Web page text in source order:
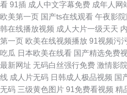
看 91插 成人中文字幕免费 成年人网
欧美第一页 国产ts在线观看 午夜影
韩在线播放视频 成人大片一级天天
第一页 欧美在线视频播放 91视频污
吃瓜 日本欧美在线看 国产精选免费
最新网址 无码白丝强行免费 激情影
线 成人片无码 日韩成人极品视频 国
无码 三级黄色图片 91免费看视频 精